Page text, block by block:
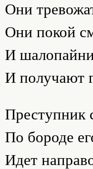
Они
Они покой
И
И получают
Преступник
По бороде
Идет